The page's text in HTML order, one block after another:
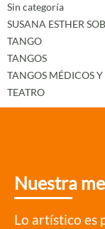
Sin categoría
SUSANA ESTHER
TANGO
TANGOS
TANGOS MÉDICOS
TEATRO
Nuestra
Lo artístico es